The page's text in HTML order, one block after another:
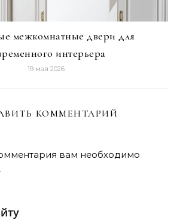
межкомнатные двери для
интерьера
19 мая 2026
КОММЕНТАРИЙ
вам необходимо
.